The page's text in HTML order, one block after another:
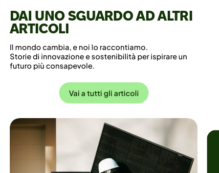
DAI UNO SGUARDO AD ALTRI
ARTICOLI
Il mondo cambia, e noi lo raccontiamo.
Storie di innovazione e sostenibilità per ispirare un
futuro più consapevole.
Vai a tutti gli articoli